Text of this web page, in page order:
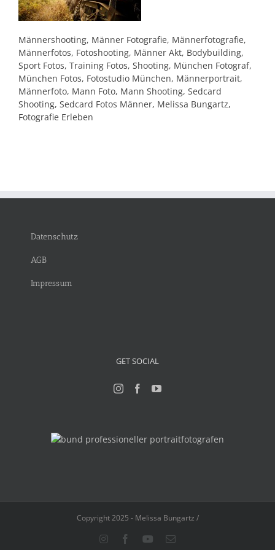
Männershooting, Männer Fotografie, Männerfotografie,
Männerfotos, Fotoshooting, Männer Akt, Bodybuilding,
Sport Fotos, Training Fotos, Shooting, München Fotograf,
München Fotos, Fotostudio München, Männerportrait,
Männerfoto, Mann Foto, Mann Shooting, Sedcard
Shooting, Sedcard Fotos Männer, Melissa Bungartz,
Fotografie Erleben
Datenschutz
AGB
Impressum
GET SOCIAL
Copyright 2025 - Melissa Bungartz /
InstagramFacebookYouTube
E-